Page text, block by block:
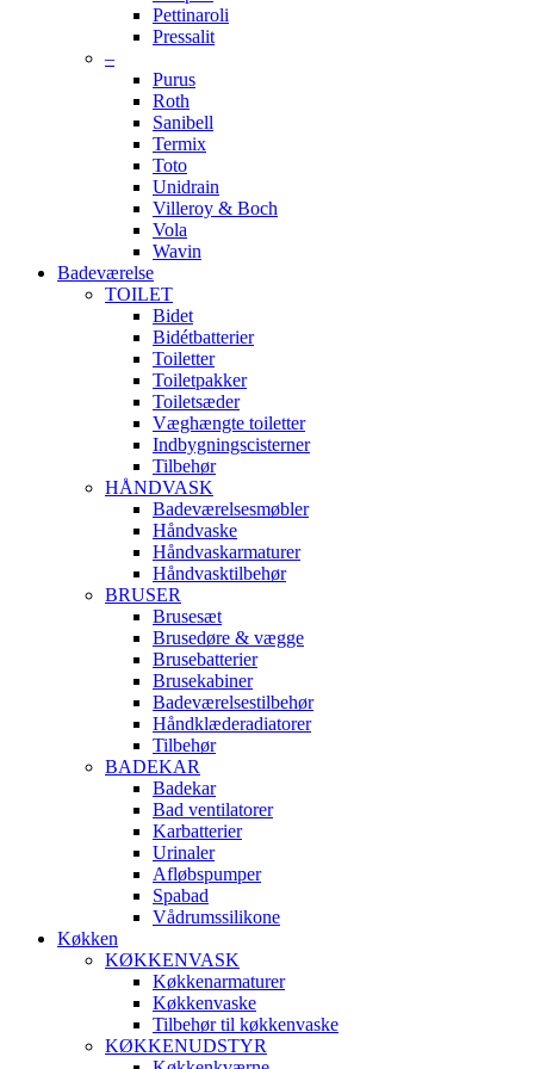
Pettinaroli
Pressalit
–
Purus
Roth
Sanibell
Termix
Toto
Unidrain
Villeroy & Boch
Vola
Wavin
Badeværelse
TOILET
Bidet
Bidétbatterier
Toiletter
Toiletpakker
Toiletsæder
Væghængte toiletter
Indbygningscisterner
Tilbehør
HÅNDVASK
Badeværelsesmøbler
Håndvaske
Håndvaskarmaturer
Håndvasktilbehør
BRUSER
Brusesæt
Brusedøre & vægge
Brusebatterier
Brusekabiner
Badeværelsestilbehør
Håndklæderadiatorer
Tilbehør
BADEKAR
Badekar
Bad ventilatorer
Karbatterier
Urinaler
Afløbspumper
Spabad
Vådrumssilikone
Køkken
KØKKENVASK
Køkkenarmaturer
Køkkenvaske
Tilbehør til køkkenvaske
KØKKENUDSTYR